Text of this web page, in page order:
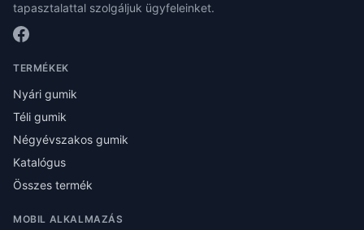
tapasztalattal szolgáljuk ügyfeleinket.
TERMÉKEK
Nyári gumik
Téli gumik
Négyévszakos gumik
Katalógus
Összes termék
MOBIL ALKALMAZÁS